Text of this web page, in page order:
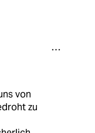
von
zu